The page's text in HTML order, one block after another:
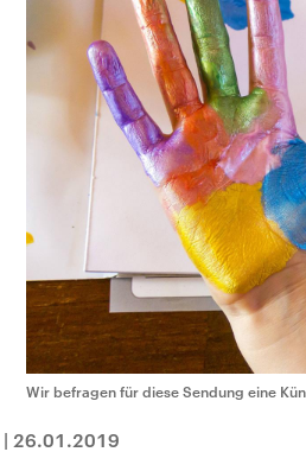
Wir befragen für diese Sendung eine
| 26.01.2019